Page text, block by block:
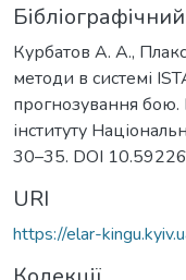
Курбатов А. А.,
методи в системі
прогнозування бою.
інституту
URI
https://elar-